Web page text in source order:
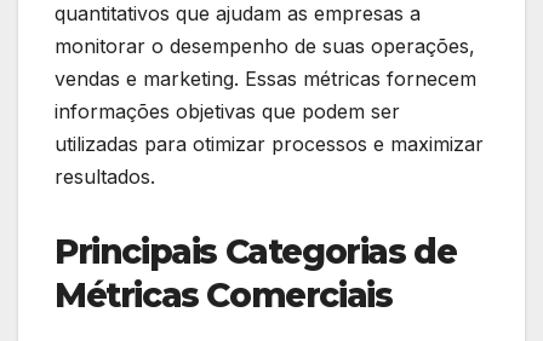
quantitativos que ajudam as empresas a
monitorar o desempenho de suas operações,
vendas e marketing. Essas métricas fornecem
informações objetivas que podem ser
utilizadas para otimizar processos e maximizar
resultados.
Principais Categorias de
Métricas Comerciais